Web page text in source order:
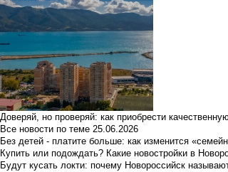
Доверяй, но проверяй: как приобрести
Все новости по теме 25.06.2026
Без детей - платите больше: как изменится
Купить или подождать? Какие новостройки в
Будут кусать локти: почему Новороссийск